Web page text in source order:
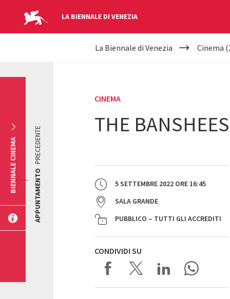
LA BIENNALE DI VENEZIA
YOUR
La Biennale di Venezia Cinema
CINEMA
THE
5 SETTEMBRE 2022 ORE 16:45
SALA GRANDE
PUBBLICO – TUTTI GLI ACCREDITI
CONDIVIDI SU
APPUNTAMENTO
PRECEDENTE
BIENNALE CINEMA